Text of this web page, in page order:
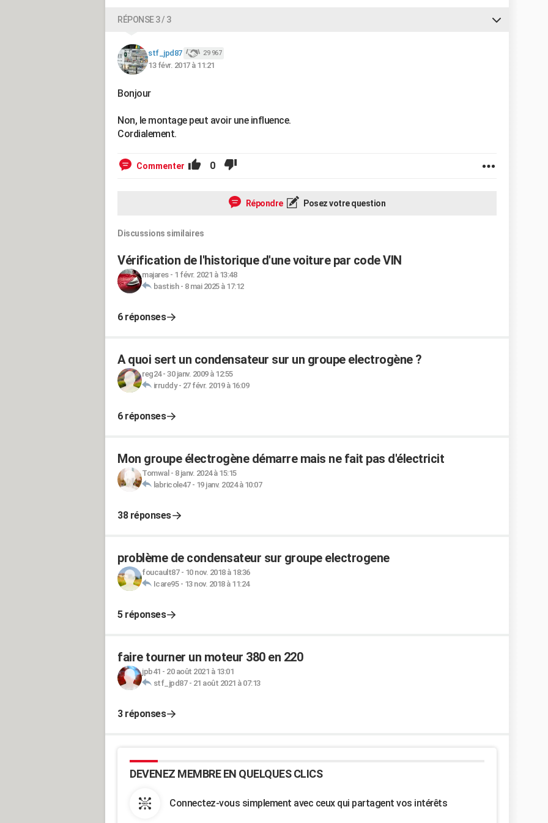
RÉPONSE 3 / 3
stf_jpd87 29 967
13 févr. 2017 à 11:21
Bonjour
Non, le montage peut avoir une influence.
Cordialement.
Commenter 0
Répondre Posez votre question
Discussions similaires
Vérification de l'historique d'une voiture par code VIN
majares- 1 févr. 2021 à 13:48
bastish- 8 mai 2025 à 17:12
6 réponses
A quoi sert un condensateur sur un groupe electrogène ?
reg24- 30 janv. 2009 à 12:55
irruddy- 27 févr. 2019 à 16:09
6 réponses
Mon groupe électrogène démarre mais ne fait pas d'électricit
Tomwal- 8 janv. 2024 à 15:15
labricole47- 19 janv. 2024 à 10:07
38 réponses
problème de condensateur sur groupe electrogene
foucault87- 10 nov. 2018 à 18:36
Icare95- 13 nov. 2018 à 11:24
5 réponses
faire tourner un moteur 380 en 220
jpb41 - 20 août 2021 à 13:01
stf_jpd87- 21 août 2021 à 07:13
3 réponses
DEVENEZ MEMBRE EN QUELQUES CLICS
Connectez-vous simplement avec ceux qui partagent vos intérêts